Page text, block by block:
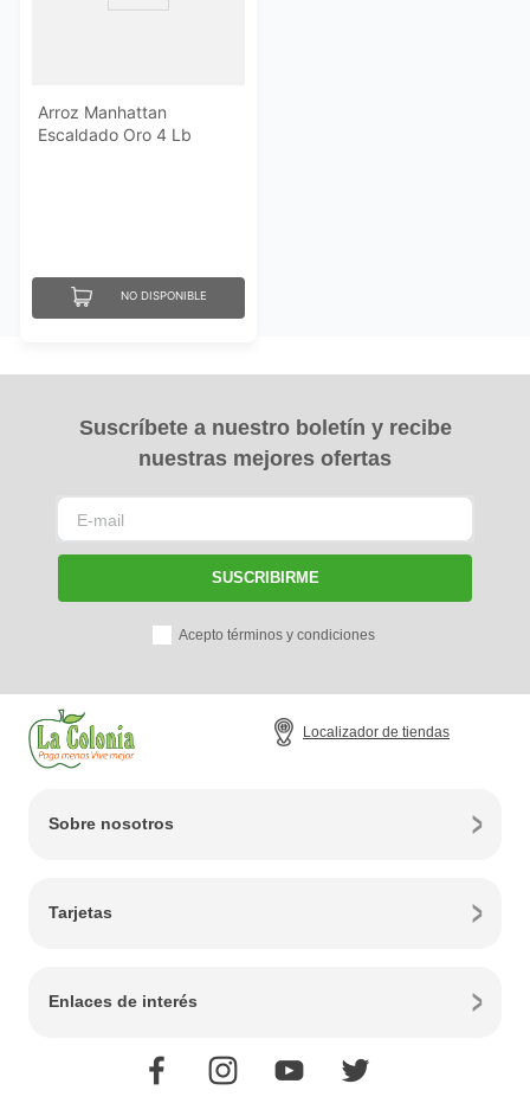
Arroz Manhattan
Escaldado Oro 4 Lb
NO DISPONIBLE
Suscríbete a nuestro boletín y recibe
nuestras mejores ofertas
SUSCRIBIRME
Acepto términos y condiciones
Localizador de tiendas
Sobre nosotros
Tarjetas
Enlaces de interés